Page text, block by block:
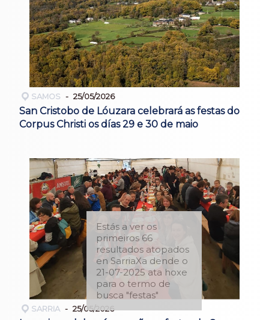
SAMOS 25/05/2026
San Cristobo de Lóuzara celebrará as festas do
Corpus Christi os días 29 e 30 de maio
SARRIA 25/05/2026
Estás a ver os
primeiros 66
resultados atopados
en SarriaXa dende o
21-07-2025 ata hoxe
para o termo de
busca "festas"